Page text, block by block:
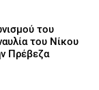
του
του Νίκου
Πρέβεζα